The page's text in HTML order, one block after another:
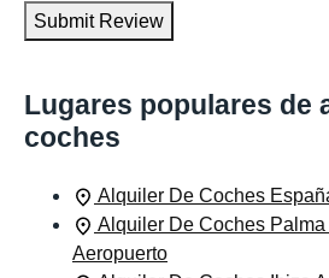
Submit Review
Lugares populares de
coches
Alquiler De Coches
Alquiler De Coches
Aeropuerto